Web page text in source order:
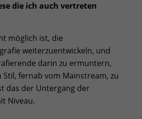
die ich auch vertreten
möglich ist, die
weiterzuentwickeln, und
darin zu ermuntern,
Stil, fernab vom Mainstream, zu
das der Untergang der
Niveau.